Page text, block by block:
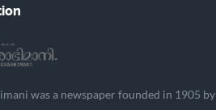
was a newspaper founded in 1905 by